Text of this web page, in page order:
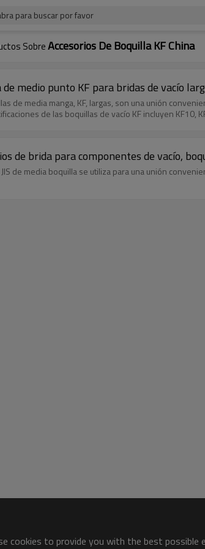
para buscar por favor
SobreAccesorios De Boquilla KF China
medio punto KF para bridas de vacío
de media manga, KF, largas, son una unión
de las boquillas de vacío KF incluyen KF10,
de brida para componentes de vacío,
JIS de media boquilla se utiliza para una unión
cookies to provide you with the best